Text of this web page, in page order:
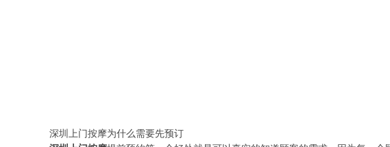
深圳上门按摩为什么需要先预订